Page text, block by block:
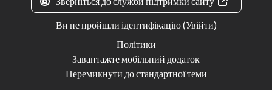
Ви не пройшли ідентифікацію (Увійти)
Політики
Завантажте мобільний додаток
Перемикнути до стандартної теми